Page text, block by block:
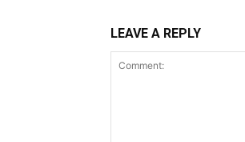
LEAVE A REPLY